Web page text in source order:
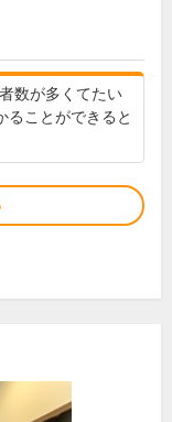
数が多くてたい
ることができると